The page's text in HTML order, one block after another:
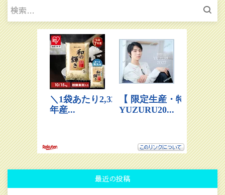
検
索:
最近の投稿